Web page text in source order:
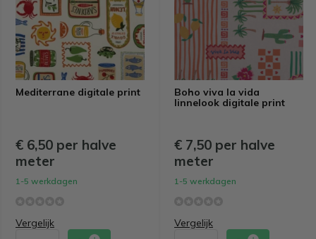
Mediterrane digitale print
€ 6,50 per halve
meter
1-5 werkdagen
Vergelijk
Boho viva la vida
linnelook digitale print
€ 7,50 per halve
meter
1-5 werkdagen
Vergelijk